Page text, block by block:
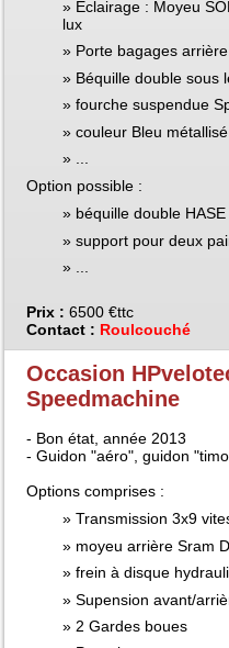
Éclairage : Moyeu
lux
Porte bagages
Béquille double sous
fourche suspendue
couleur Bleu
Option possible :
béquille double
support pour deux
Prix : 6500 €ttc
Contact : Roulcouché
Occasion
Speedmachine
- Bon état, année 2013
- Guidon "aéro", guidon
Options comprises :
Transmission 3x9
moyeu arrière Sram
frein à disque
Supension avant/
2 Gardes boues